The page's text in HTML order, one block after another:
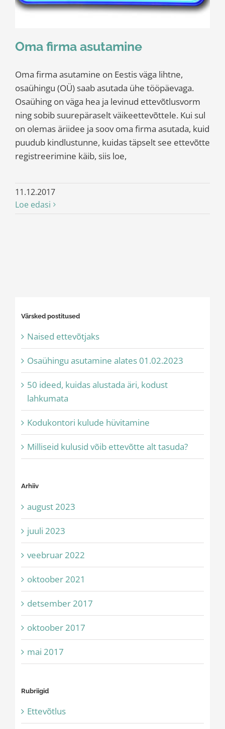
Oma firma asutamine
Oma firma asutamine on Eestis väga lihtne,
osaühingu (OÜ) saab asutada ühe tööpäevaga.
Osaühing on väga hea ja levinud ettevõtlusvorm
ning sobib suurepäraselt väikeettevõttele. Kui sul
on olemas äriidee ja soov oma firma asutada, kuid
puudub kindlustunne, kuidas täpselt see ettevõtte
registreerimine käib, siis loe,
11.12.2017
Loe edasi
Värsked postitused
Naised ettevõtjaks
Osaühingu asutamine alates 01.02.2023
50 ideed, kuidas alustada äri, kodust
lahkumata
Kodukontori kulude hüvitamine
Milliseid kulusid võib ettevõtte alt tasuda?
Arhiiv
august 2023
juuli 2023
veebruar 2022
oktoober 2021
detsember 2017
oktoober 2017
mai 2017
Rubriigid
Ettevõtlus